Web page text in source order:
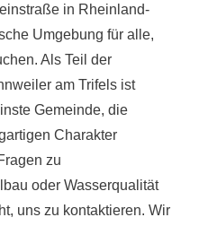
in Rheinland-
Umgebung für alle,
Als Teil der
am Trifels ist
Gemeinde, die
Charakter
zu
oder Wasserqualität
uns zu kontaktieren. Wir